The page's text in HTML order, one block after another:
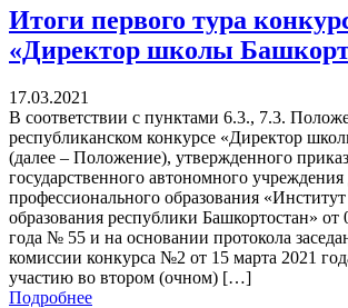
Итоги первого тура
«Директор школы
17.03.2021
В соответствии с пунктами 6.3., 7.3.
республиканском конкурсе «Директор
(далее – Положение), утвержденного
государственного автономного
профессионального образования «Институт
образования республики Башкортостан» от
года № 55 и на основании протокола
комиссии конкурса №2 от 15 марта 2021
участию во втором (очном) […]
Подробнее